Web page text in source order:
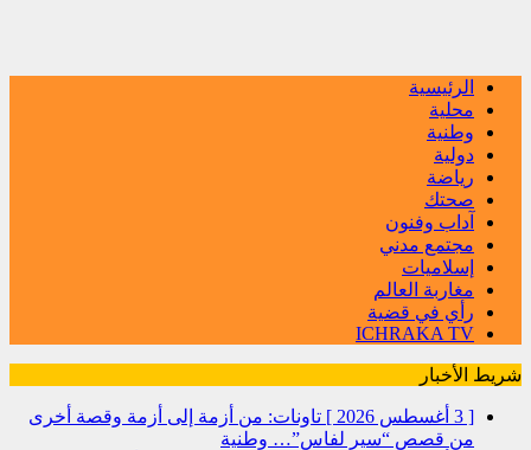
الرئيسية
محلية
وطنية
دولية
رياضة
صحتك
آداب وفنون
مجتمع مدني
إسلاميات
مغاربة العالم
رأي في قضية
ICHRAKA TV
شريط الأخبار
[ 3 أغسطس 2026 ]
تاونات: من أزمة إلى أزمة وقصة أخرى
من قصص “سير لفاس”… وطنية